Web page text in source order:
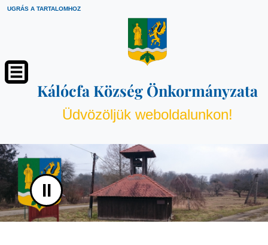
UGRÁS A TARTALOMHOZ
Kálócfa Község Önkormányzata
Üdvözöljük weboldalunkon!
II